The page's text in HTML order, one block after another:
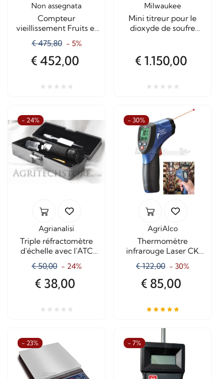
Non assegnata
Compteur
vieillissement Fruits et
100
€ 475,80 - 5%
€ 452,00
Milwaukee
Mini titreur pour le
dioxyde de soufre
€ 1.150,00
- 24%
Agrianalisi
Triple réfractomètre
d'échelle avec l'ATC
MR200
€ 50,00 - 24%
€ 38,00
- 30%
AgriAlco
Thermomètre
infrarouge Laser CK
8862
€ 122,00 - 30%
€ 85,00
- 23% - 7%